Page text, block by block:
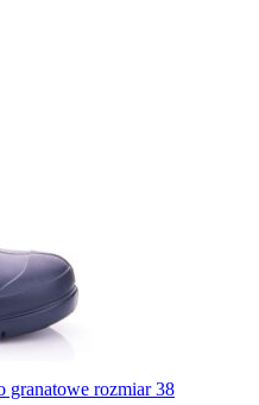
granatowe rozmiar 38